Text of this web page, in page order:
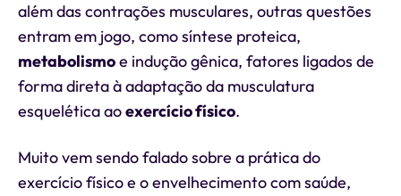
além das contrações musculares, outras questões
entram em jogo, como síntese proteica,
metabolismoe indução gênica, fatores ligados de
forma direta à adaptação da musculatura
esquelética aoexercício físico.
Muito vem sendo falado sobre a prática do
exercício físico e o envelhecimento com saúde,